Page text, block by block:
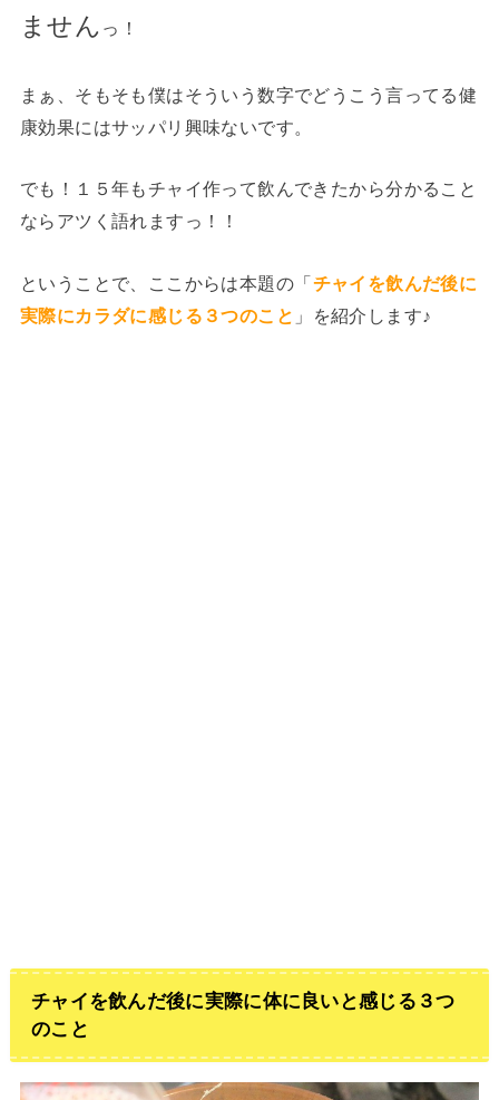
ません っ！
まぁ、そもそも僕はそういう数字でどうこう言ってる健
康効果にはサッパリ興味ないです。
でも！１５年もチャイ作って飲んできたから分かること
ならアツく語れますっ！！
ということで、ここからは本題の「チャイを飲んだ後に
実際にカラダに感じる３つのこと 」を紹介します♪
チャイを飲んだ後に実際に体に良いと感じる３つ
のこと